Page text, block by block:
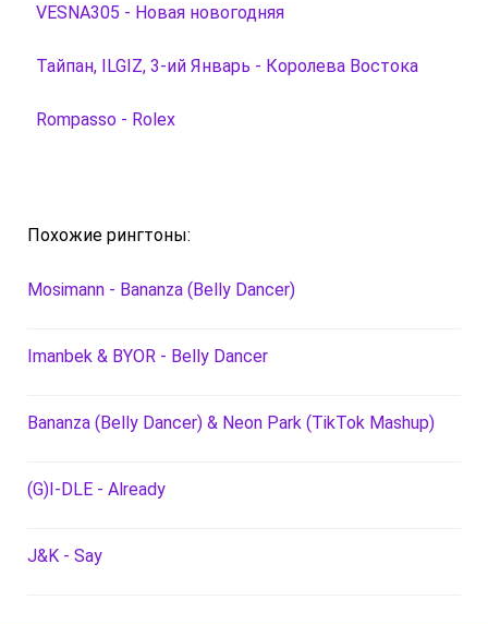
VESNA305 - Новая новогодняя
Тайпан, ILGIZ, 3-ий Январь - Королева Востока
Rompasso - Rolex
Похожие рингтоны:
Mosimann - Bananza (Belly Dancer)
Imanbek & BYOR - Belly Dancer
Bananza (Belly Dancer) & Neon Park (TikTok Mashup)
(G)I-DLE - Already
J&K - Say